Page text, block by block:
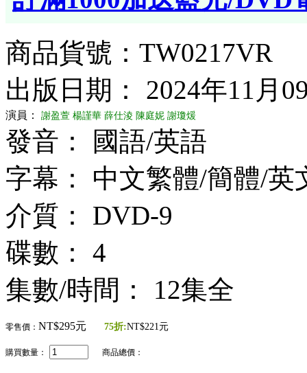
商品貨號：TW0217VR
出版日期： 2024年11月
演員： 謝盈萱 楊謹華 薛仕淩 陳庭妮 謝瓊煖
發音： 國語/英語
字幕： 中文繁體/簡體/
介質： DVD-9
碟數： 4
集數/時間： 12集全
零售價： NT$295元 75折:NT$221元
購買數量： 商品總價：